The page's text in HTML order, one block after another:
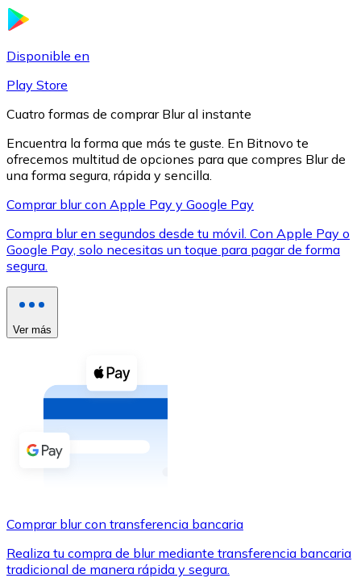
XRP
XRP
Ver todo
Compra criptomonedas con efectivo en tu tienda más
Comprar con efectivo
Transferencia SEPA
Utiliza tarjetas Visa y Mastercard para comprar
Disponible en
Play Store
Cuatro formas de comprar Blur al instante
Encuentra la forma que más te guste. En Bitnovo te
ofrecemos multitud de opciones para que compres Blur de
una forma segura, rápida y sencilla.
Comprar blur con Apple Pay y Google Pay
Compra blur en segundos desde tu móvil. Con Apple Pay o
Google Pay, solo necesitas un toque para pagar de forma
segura.
Ver más
Comprar blur con transferencia bancaria
Realiza tu compra de blur mediante transferencia bancaria
tradicional de manera rápida y segura.